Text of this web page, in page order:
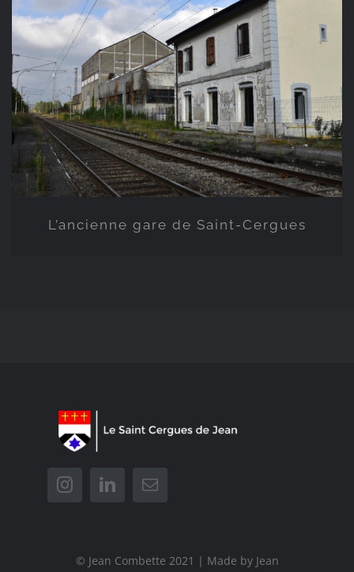
L’ancienne gare de Saint-
Cergues
L’ancienne gare de Saint-Cergues
© Jean Combette 2021 | Made by Jean